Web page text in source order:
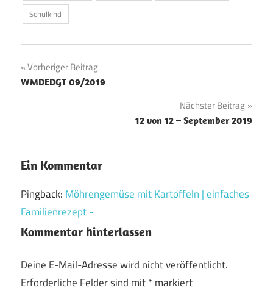
Schulkind
Beitragsnavigation
Vorheriger Beitrag
WMDEDGT 09/2019
Nächster Beitrag
12 von 12 – September 2019
Ein Kommentar
Pingback: Möhrengemüse mit Kartoffeln | einfaches
Familienrezept -
Kommentar hinterlassen
Deine E-Mail-Adresse wird nicht veröffentlicht.
Erforderliche Felder sind mit*markiert